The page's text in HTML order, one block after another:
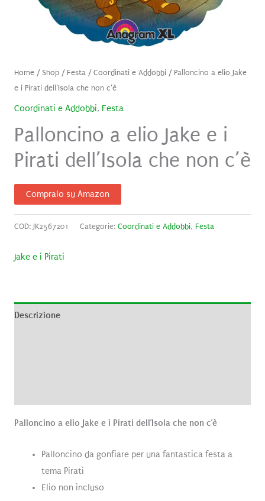
Home/ Shop/ Festa/Coordinati e Addobbi/ Palloncino a elio Jake
e i Pirati dell’Isola che non c’è
Coordinati e Addobbi, Festa
Palloncino a elio Jake e i
Pirati dell’Isola che non c’è
Compralo su Amazon
COD: JK2567201 Categorie: Coordinati e Addobbi, Festa
Jake e i Pirati
Descrizione
Palloncino a elio Jake e i Pirati dell’Isola che non c’è
Palloncino da gonfiare per una fantastica festa a
tema Pirati
Elio non incluso